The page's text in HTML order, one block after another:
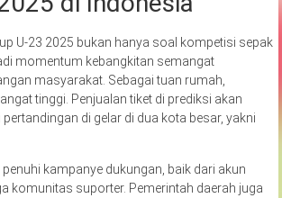
U-23 2025 bukan hanya soal kompetisi sepak
momentum kebangkitan semangat
masyarakat. Sebagai tuan rumah,
tinggi. Penjualan tiket di prediksi akan
di gelar di dua kota besar, yakni
kampanye dukungan, baik dari akun
komunitas suporter. Pemerintah daerah juga